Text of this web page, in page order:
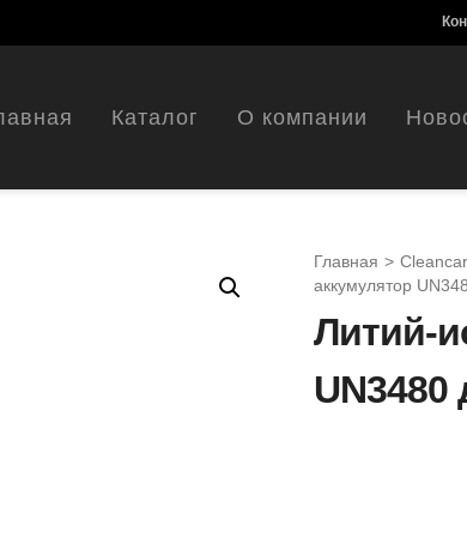
Каталог О компании
Главная >
аккумулятор
Литий-
UN3480